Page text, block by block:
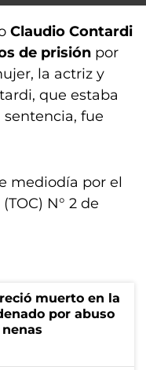
Claudio Contardi
de prisión por
la actriz y
que estaba
fue
mediodía por el
N° 2 de
muerto en la
por abuso